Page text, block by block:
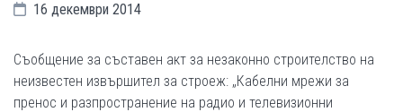
16 декември 2014
Съобщение за съставен акт за незаконно строителство на
неизвестен извършител за строеж: „Кабелни мрежи за
пренос и разпространение на радио и телевизионни